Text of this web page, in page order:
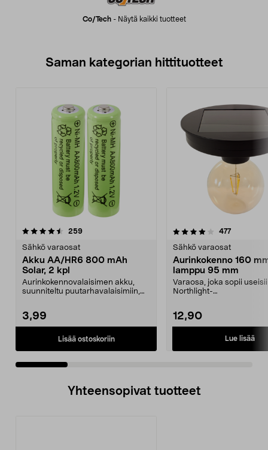
Co/tech- Näytä kaikki tuotteet
Saman kategorian hittituotteet
259arvostelut
Sähkö varaosat
Akku AA/HR6 800 mAh
Solar, 2 kpl
Aurinkokennovalaisimen akku,
suunniteltu puutarhavalaisimiin,
3,99
Lisää ostoskoriin
4.0 viidestä
477arvostelut
Sähkö varaosat
Aurinkokenno 160
lamppu 95 mm
Varaosa, joka sopii
Northlight-
12,90
Lue lisää
4.5 viidestä
Yhteensopivat tuotteet